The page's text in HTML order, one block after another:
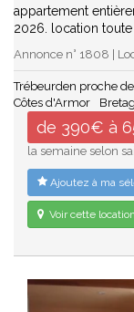
appartement
2026. location toute
Annonce n° 1808 |
Trébeurden proche de
Côtes d'Armor
de 390€ à
la semaine selon
Ajoutez à ma
Voir cette location